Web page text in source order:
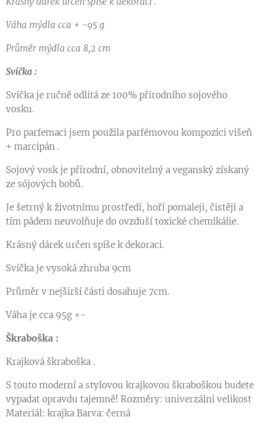
Váha mýdla cca + -95 g
Průměr mýdla cca 8,2 cm
Svíčka :
Svíčka je ručně odlitá ze 100% přírodního sojového
vosku.
Pro parfemaci jsem použila parfémovou kompozici višeň
+ marcipán .
Sojový vosk je přírodní, obnovitelný a veganský získaný
ze sójových bobů.
Je šetrný k životnímu prostředí, hoří pomaleji, čistěji a
tím pádem neuvolňuje do ovzduší toxické chemikálie.
Krásný dárek určen spíše k dekoraci.
Svíčka je vysoká zhruba 9cm
Průměr v nejširší části dosahuje 7cm.
Váha je cca 95g +-
Škraboška :
Krajková škraboška .
S touto moderní a stylovou krajkovou škraboškou budete
vypadat opravdu tajemně! Rozměry: univerzální velikost
Materiál: krajka Barva: černá